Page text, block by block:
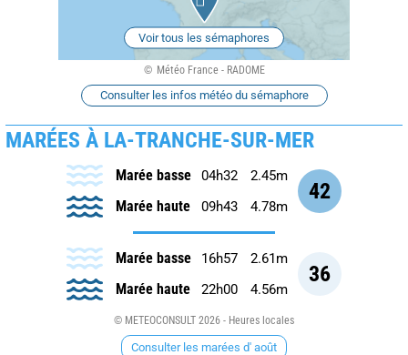
Voir tous les sémaphores
Météo France - RADOME
Consulter les infos météo du sémaphore
MARÉES À LA-TRANCHE-SUR-MER
42
Marée basse 04h32 2.45m
Marée haute 09h43 4.78m
36
Marée basse 16h57 2.61m
Marée haute 22h00 4.56m
© METEOCONSULT 2026 - Heures locales
Consulter les marées d' août